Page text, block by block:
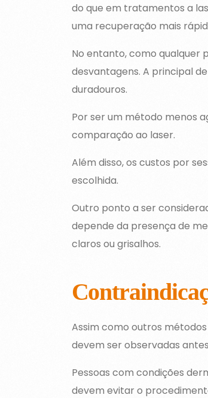
do que em tratamentos a
uma recuperação mais
No entanto, como qualquer
desvantagens. A principal
duradouros.
Por ser um método menos
comparação ao laser.
Além disso, os custos por
escolhida.
Outro ponto a ser
depende da presença de
claros ou grisalhos.
Assim como outros
devem ser observadas
Pessoas com condições
devem evitar o